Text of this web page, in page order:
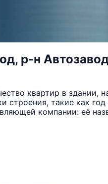
р-н
квартир в здании,
такие как
компании: её